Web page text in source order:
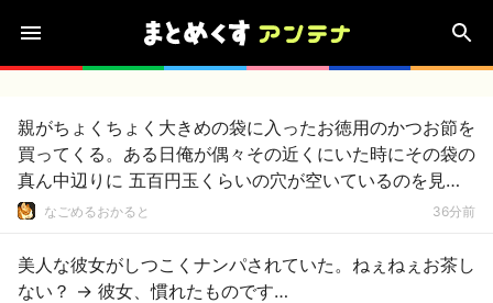
親がちょくちょく大きめの袋に入ったお徳用のかつお節を
買ってくる。ある日俺が偶々その近くにいた時にその袋の
真ん中辺りに 五百円玉くらいの穴が空いているのを見つ
けた。【再】
なごめるおかると 36分前
美人な彼女がしつこくナンパされていた。ねぇねぇお茶し
ない？ → 彼女、慣れたものです…